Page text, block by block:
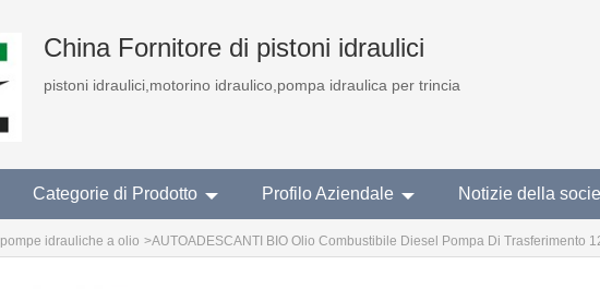
China Fornitore di pistoni idraulici
pistoni idraulici,motorino idraulico,pompa idraulica per trincia
Categorie di Prodotto Profilo Aziendale Notizie della
pompe idrauliche a olio >AUTOADESCANTI BIO Olio Combustibile Diesel Pompa Di Trasferimento